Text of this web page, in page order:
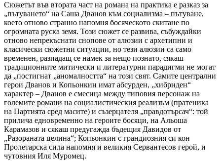
Сюжетът във втората част на романа на практика е разказ за
„пътуването“ на Саша Дванов към социализма – пътуване,
което отново странно напомня босяческото скитане по
огромната руска земя. Този сюжет се развива, събуждайки
отново непрекъснати снопове от алюзии с архетипни и
класически сюжетни ситуации, но тези алюзии са само
временен, разпадащ се намек за нещо познато, сякаш
традиционните митически и литературни парадигми не могат
да „постигнат „аномалността“ на този свят. Самите централни
герои Дванов и Копьонкин имат абсурден, „хибриден“
характер – Дванов е смесица между типовия персонаж на
големите романи на социалистическия реализъм (пратеника
на Партията сред масите) и съзерцателя „правдотърсач“: той
прилича едновременно на героите босяци, на Альоша
Карамазов и сякаш предугажда бъдещия Давидов от
„Разораната целина“; Копьонкин с грандиозния си кон
Пролетарска сила напомня и великия Сервантесов герой, и
чутовния Иля Муромец.